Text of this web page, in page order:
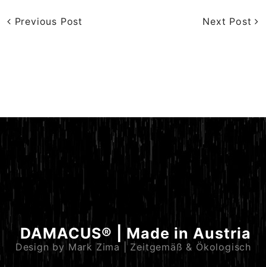
Previous Post Next Post
DAMACUS® | Made in Austria
Design by Mark Zima | Zeitgemäß & Ökologisch